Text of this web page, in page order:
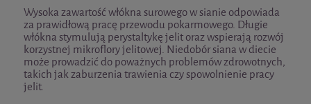
Wysoka zawartość włókna surowego w sianie odpowiada
za prawidłową pracę przewodu pokarmowego. Długie
włókna stymulują perystaltykę jelit oraz wspierają rozwój
korzystnej mikroflory jelitowej. Niedobór siana w diecie
może prowadzić do poważnych problemów zdrowotnych,
takich jak zaburzenia trawienia czy spowolnienie pracy
jelit.